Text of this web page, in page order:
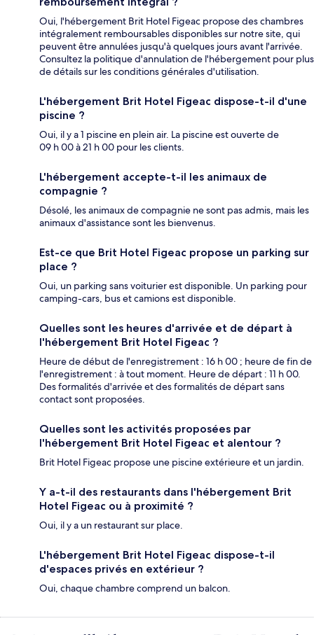
Oui, l'hébergement Brit Hotel Figeac propose des chambres
intégralement remboursables disponibles sur notre site, qui
peuvent être annulées jusqu'à quelques jours avant l'arrivée.
Consultez la politique d'annulation de l'hébergement pour plus
de détails sur les conditions générales d'utilisation.
L'hébergement Brit Hotel Figeac dispose-t-il d'une
piscine ?
Oui, il y a 1 piscine en plein air. La piscine est ouverte de
09 h 00 à 21 h 00 pour les clients.
L'hébergement accepte-t-il les animaux de
compagnie ?
Désolé, les animaux de compagnie ne sont pas admis, mais les
animaux d'assistance sont les bienvenus.
Est-ce que Brit Hotel Figeac propose un parking sur
place ?
Oui, un parking sans voiturier est disponible. Un parking pour
camping-cars, bus et camions est disponible.
Quelles sont les heures d'arrivée et de départ à
l'hébergement Brit Hotel Figeac ?
Heure de début de l'enregistrement : 16 h 00 ; heure de fin de
l'enregistrement : à tout moment. Heure de départ : 11 h 00.
Des formalités d'arrivée et des formalités de départ sans
contact sont proposées.
Quelles sont les activités proposées par
l'hébergement Brit Hotel Figeac et alentour ?
Brit Hotel Figeac propose une piscine extérieure et un jardin.
Y a-t-il des restaurants dans l'hébergement Brit
Hotel Figeac ou à proximité ?
Oui, il y a un restaurant sur place.
L'hébergement Brit Hotel Figeac dispose-t-il
d'espaces privés en extérieur ?
Oui, chaque chambre comprend un balcon.